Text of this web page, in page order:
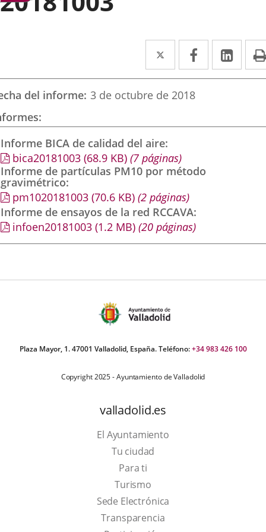
Twitter
Enlace
a
una
externa.
Facebook
Enlace
a
externa.
a
del informe 3 de octubre de 2018
Informe BICA de calidad del aire
bica20181003 (68.9 KB) (7 páginas)
Informe de partículas PM10 por método
gravimétrico
pm1020181003 (70.6 KB) (2 páginas)
Informe de ensayos de la red RCCAVA
infoen20181003 (1.2 MB) (20 páginas)
Plaza Mayor, 1. 47001 Valladolid, España. Teléfono:+34 983 426 100
Copyright 2025 - Ayuntamiento de Valladolid
valladolid.es
El Ayuntamiento
Tu ciudad
Para ti
TurismoThis
link
will
Sede Electrónica
Transparencia